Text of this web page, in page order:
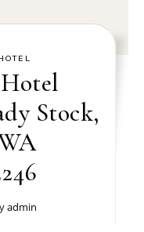
Stock,
admin